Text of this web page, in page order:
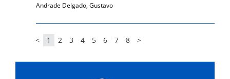
Andrade Delgado, Gustavo
< 1 2 3 4 5 6 7 8 >